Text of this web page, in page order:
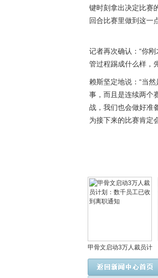
键时刻拿出决定比赛
回合比赛里做到这一
记者再次确认：“你
管过程踢成什么样，
赖斯坚定地说：“当
事，而且是连续两个
战，我们也会做好准
为接下来的比赛肯定
甲骨文启动3万人裁员计
划：数千员工已收到离
职通知